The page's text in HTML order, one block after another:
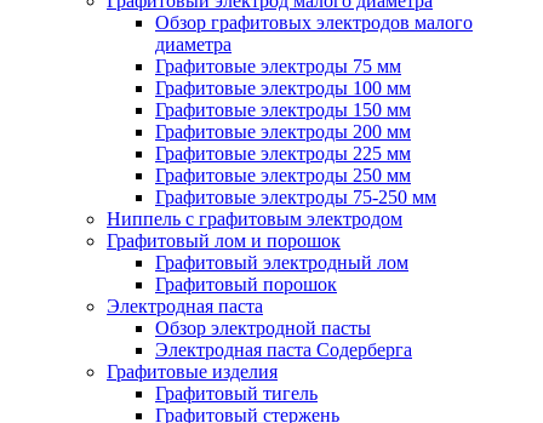
Обзор графитовых электродов малого
диаметра
Графитовые электроды 75 мм
Графитовые электроды 100 мм
Графитовые электроды 150 мм
Графитовые электроды 200 мм
Графитовые электроды 225 мм
Графитовые электроды 250 мм
Графитовые электроды 75-250 мм
Ниппель с графитовым электродом
Графитовый лом и порошок
Графитовый электродный лом
Графитовый порошок
Электродная паста
Обзор электродной пасты
Электродная паста Содерберга
Графитовые изделия
Графитовый тигель
Графитовый стержень